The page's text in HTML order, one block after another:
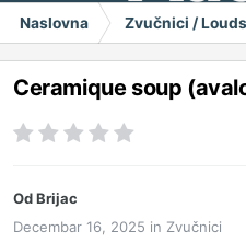
Naslovna Zvučnici /
Ceramique soup
OdBrijac
Decembar 16, 2025 in Zvučnici